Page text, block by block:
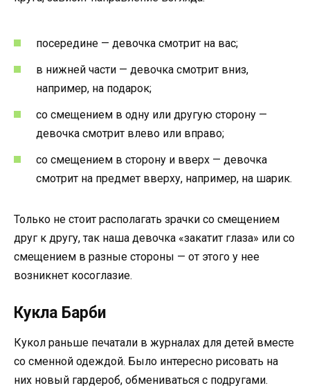
посередине — девочка смотрит на вас;
в нижней части — девочка смотрит вниз,
например, на подарок;
со смещением в одну или другую сторону —
девочка смотрит влево или вправо;
со смещением в сторону и вверх — девочка
смотрит на предмет вверху, например, на шарик.
Только не стоит располагать зрачки со смещением
друг к другу, так наша девочка «закатит глаза» или со
смещением в разные стороны — от этого у нее
возникнет косоглазие.
Кукла Барби
Кукол раньше печатали в журналах для детей вместе
со сменной одеждой. Было интересно рисовать на
них новый гардероб, обмениваться с подругами.